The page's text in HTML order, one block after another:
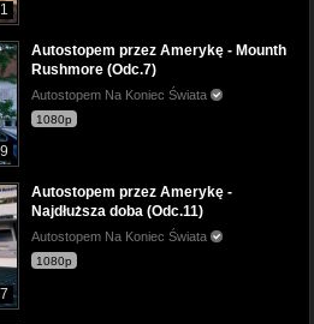
Autostopem przez Amerykę - Mounth
Rushmore (Odc.7)
Autostopem Na Koniec Świata
1080p
Autostopem przez Amerykę -
Najdłuższa doba (Odc.11)
Autostopem Na Koniec Świata
1080p